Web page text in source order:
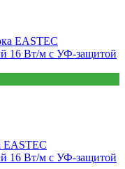
EASTEC
16 Вт/м с УФ-защитой